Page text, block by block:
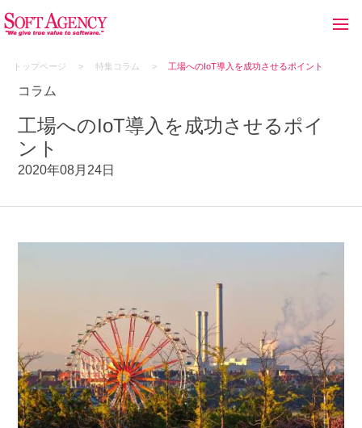
トップページ 特集コラム 工場へのIoT導入を成功させるポイント
コラム
工場へのIoT導入を成功させるポイ
ント
2020年08月24日